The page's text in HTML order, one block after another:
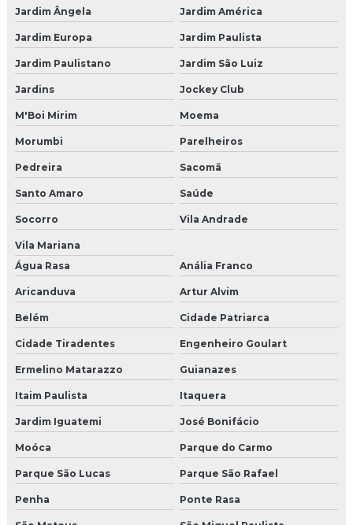
Cenografia para eventos são paulo
Pet park
Brinquedao para restaurante
Fabricante de brinquedão
Projeto de brinquedão
Brinquedão para buffet
Agencia produtora de eventos
Agencia produtora de eventos sp
Empresa de produção de eventos
Empresa de produção de shows
Empresas de produção de eventos em sp
Empresas organizadoras de congressos
Produtora de eventos corporativos em sp
Produtora de shows e eventos sp
Jardim Ângela Jardim América
Jardim Europa Jardim Paulista
Jardim Paulistano Jardim São Luiz
Jardins Jockey Club
M'Boi Mirim Moema
Morumbi Parelheiros
Pedreira Sacomã
Santo Amaro Saúde
Socorro Vila Andrade
Vila Mariana
Água Rasa
Anália Franco
Aricanduva Artur Alvim
Belém Cidade Patriarca
Cidade Tiradentes Engenheiro Goulart
Ermelino Matarazzo Guianazes
Itaim Paulista Itaquera
Jardim Iguatemi José Bonifácio
Moóca Parque do Carmo
Parque São Lucas Parque São Rafael
Penha Ponte Rasa